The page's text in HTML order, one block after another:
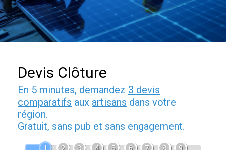
Devis Clôture
En 5 minutes, demandez 3 devis
comparatifs aux artisans dans votre
région.
Gratuit, sans pub et sans engagement.